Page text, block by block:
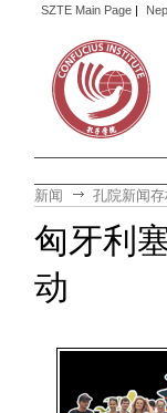
SZTE Main Page|
新闻 孔院新闻存
匈牙利
动